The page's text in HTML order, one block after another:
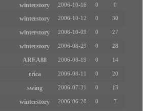
winterstory 2006-10-16 0 0
winterstory 2006-10-12 0 30
winterstory 2006-10-09 0 27
winterstory 2006-08-29 0 28
AREA88 2006-08-19 0 14
erica 2006-08-11 0 20
swing 2006-07-31 0 13
winterstory 2006-06-28 0 7